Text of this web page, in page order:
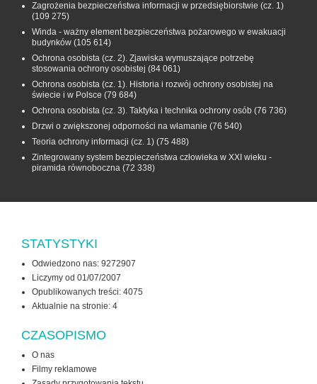
Zagrożenia bezpieczeństwa informacji w przedsiębiorstwie (cz. 1)
(109 275)
Winda - ważny element bezpieczeństwa pożarowego w ewakuacji
budynków (105 614)
Ochrona osobista (cz. 2). Zjawiska wymuszające potrzebę
stosowania ochrony osobistej (84 061)
Ochrona osobista (cz. 1). Historia i rozwój ochrony osobistej na
świecie i w Polsce (79 684)
Ochrona osobista (cz. 3). Taktyka i technika ochrony osób (76 736)
Drzwi o zwiększonej odporności na włamanie (76 540)
Teoria ochrony informacji (cz. 1) (75 488)
Zintegrowany system bezpieczeństwa człowieka w XXI wieku -
piramida równoboczna (72 338)
STATYSTYKI
Odwiedzono nas: 9272907
Liczymy od 01/07/2007
Opublikowanych treści: 4075
Aktualnie na stronie: 4
CZASOPISMO
O nas
Filmy reklamowe